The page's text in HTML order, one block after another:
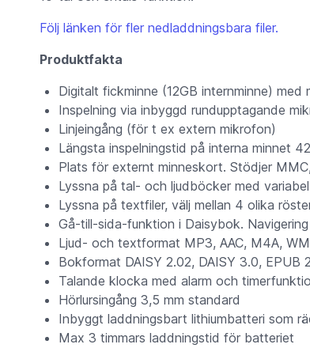
Följ länken för fler nedladdningsbara filer.
Produktfakta
Digitalt fickminne (12GB internminne)
Inspelning via inbyggd rundupptagande
Linjeingång (för t ex extern mikrofon)
Längsta inspelningstid på interna minnet
Plats för externt minneskort. Stödjer
Lyssna på tal- och ljudböcker med
Lyssna på textfiler, välj mellan 4 olika
Gå-till-sida-funktion i Daisybok.
Ljud- och textformat MP3, AAC, M4A,
Bokformat DAISY 2.02, DAISY 3.0, EPUB
Talande klocka med alarm och
Hörlursingång 3,5 mm standard
Inbyggt laddningsbart lithiumbatteri som
Max 3 timmars laddningstid för batteriet